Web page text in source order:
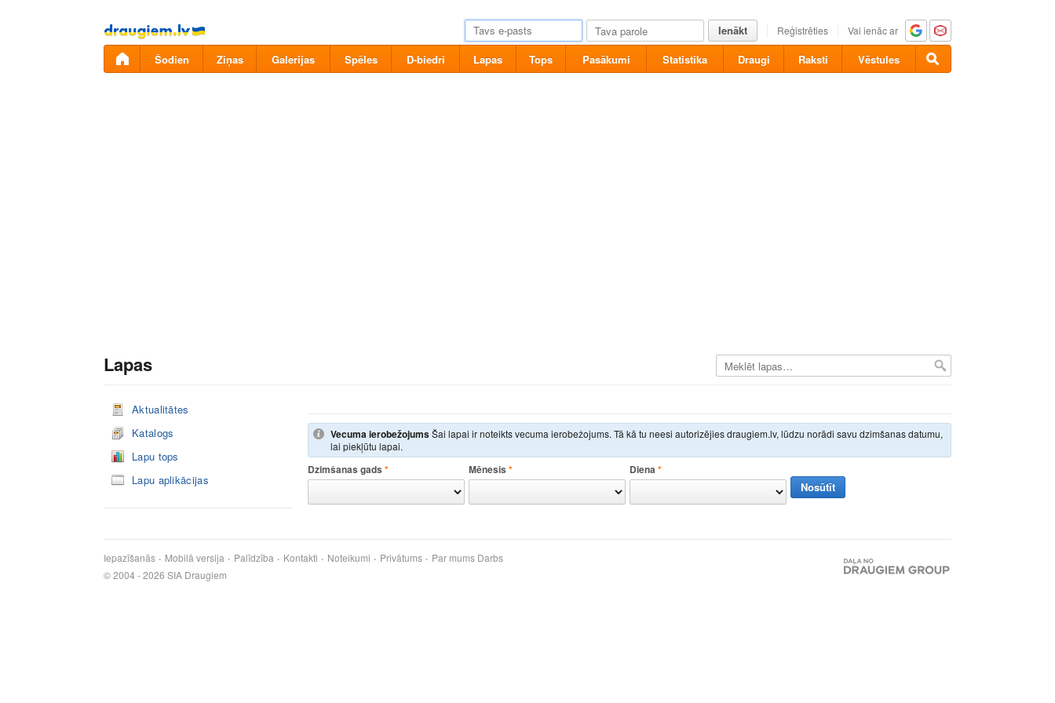
Pāriet
uz
saturu
Ienākt Reģistrēties Vai ienāc ar
Šodien Ziņas Galerijas Spēles D-biedri Lapas Tops Pasākumi Statistika Draugi Raksti Vēstules
Lapas
Aktualitātes
Katalogs
Lapu tops
Lapu aplikācijas
Vecuma ierobežojumsŠai lapai ir noteikts vecuma ierobežojums. Tā kā tu neesi autorizējies draugiem.lv, lūdzu norādi savu dzimšanas datumu,
lai piekļūtu lapai.
Dzimšanas gads * Mēnesis * Diena *
Nosūtīt
Iepazīšanās Mobilā versija Palīdzība Kontakti Noteikumi Privātums Par mums Darbs
© 2004 - 2026 SIA Draugiem